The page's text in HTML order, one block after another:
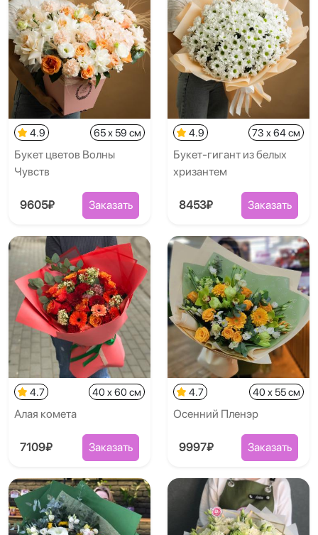
4.9 65 x 59 см
Букет цветов Волны
Чувств
9605₽ Заказать
4.9 73 x 64 см
Букет-гигант из белых
хризантем
8453₽ Заказать
4.7 40 x 60 см
Алая комета
7109₽ Заказать
4.7 40 x 55 см
Осенний Пленэр
9997₽ Заказать